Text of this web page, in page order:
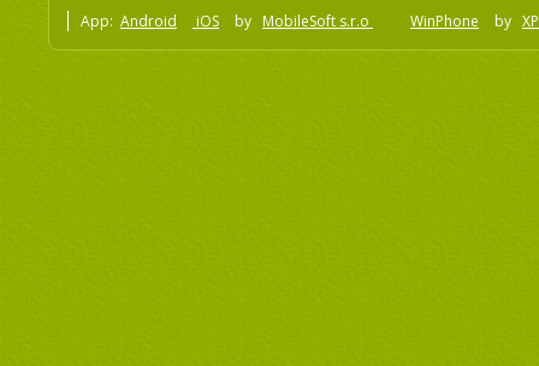
App: Android iOS by MobileSoft s.r.o WinPhone by